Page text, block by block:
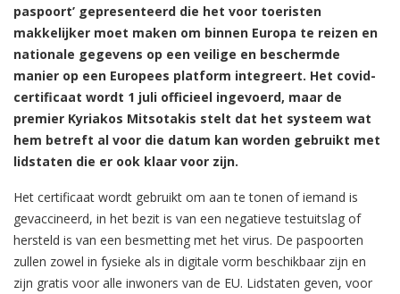
paspoort’ gepresenteerd die het voor toeristen
makkelijker moet maken om binnen Europa te reizen en
nationale gegevens op een veilige en beschermde
manier op een Europees platform integreert. Het covid-
certificaat wordt 1 juli officieel ingevoerd, maar de
premier Kyriakos Mitsotakis stelt dat het systeem wat
hem betreft al voor die datum kan worden gebruikt met
lidstaten die er ook klaar voor zijn.
Het certificaat wordt gebruikt om aan te tonen of iemand is
gevaccineerd, in het bezit is van een negatieve testuitslag of
hersteld is van een besmetting met het virus. De paspoorten
zullen zowel in fysieke als in digitale vorm beschikbaar zijn en
zijn gratis voor alle inwoners van de EU. Lidstaten geven, voor